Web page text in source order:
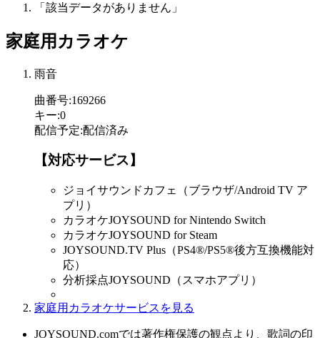
「該当データがありません」
家庭用カラオケ
雨音
曲番号:169266
キー:0
配信予定:配信済み
【対応サービス】
ジョイサウンドカフェ（ブラウザ/Android TV ア
プリ）
カラオケJOYSOUND for Nintendo Switch
カラオケJOYSOUND for Steam
JOYSOUND.TV Plus（PS4®/PS5®後方互換機能対
応）
分析採点JOYSOUND（スマホアプリ）
家庭用カラオケサービスを見る
JOYSOUND.comでは著作権保護の観点より、歌詞の印